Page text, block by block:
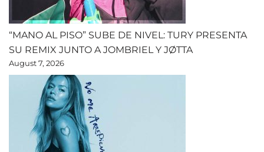
“MANO AL PISO” SUBE DE NIVEL: TURY PRESENTA
SU REMIX JUNTO A JOMBRIEL Y JØTTA
August 7, 2026